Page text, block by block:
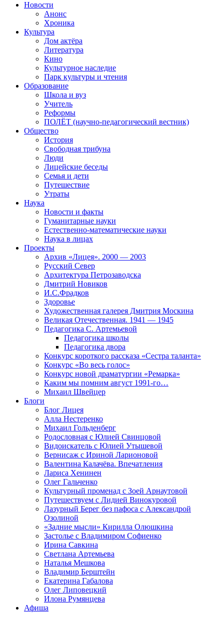
Новости
Анонс
Хроника
Культура
Дом актёра
Литература
Кино
Культурное наследие
Парк культуры и чтения
Образование
Школа и вуз
Учитель
Реформы
ПОЛЁТ (научно-педагогический вестник)
Общество
История
Свободная трибуна
Люди
Лицейские беседы
Семья и дети
Путешествие
Утраты
Наука
Новости и факты
Гуманитарные науки
Естественно-математические науки
Наука в лицах
Проекты
Архив «Лицея». 2000 — 2003
Русский Север
Архитектура Петрозаводска
Дмитрий Новиков
И.С.Фрадков
Здоровье
Художественная галерея Дмитрия Москина
Великая Отечественная. 1941 — 1945
Педагогика С. Артемьевой
Педагогика школы
Педагогика двора
Конкурс короткого рассказа «Сестра таланта»
Конкурс «Во весь голос»
Конкурс новой драматургии «Ремарка»
Каким мы помним август 1991-го…
Михаил Швейцер
Блоги
Блог Лицея
Алла Нестеренко
Михаил Гольденберг
Родословная с Юлией Свинцовой
Видоискатель с Юлией Утышевой
Вернисаж с Ириной Ларионовой
Валентина Калачёва. Впечатления
Лариса Хенинен
Олег Гальченко
Культурный променад с Зоей Арнаутовой
Путешествуем с Лидией Винокуровой
Лазурный Берег без пафоса с Александрой
Озолиной
«Задние мысли» Кирилла Олюшкина
Застолье с Владимиром Софиенко
Ирина Савкина
Светлана Артемьева
Наталья Мешкова
Владимир Берштейн
Екатерина Габалова
Олег Липовецкий
Илона Румянцева
Афиша